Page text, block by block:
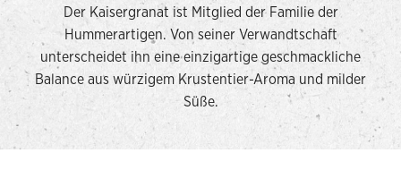
Der Kaisergranat ist Mitglied der Familie der
Hummerartigen. Von seiner Verwandtschaft
unterscheidet ihn eine einzigartige geschmackliche
Balance aus würzigem Krustentier-Aroma und milder
Süße.